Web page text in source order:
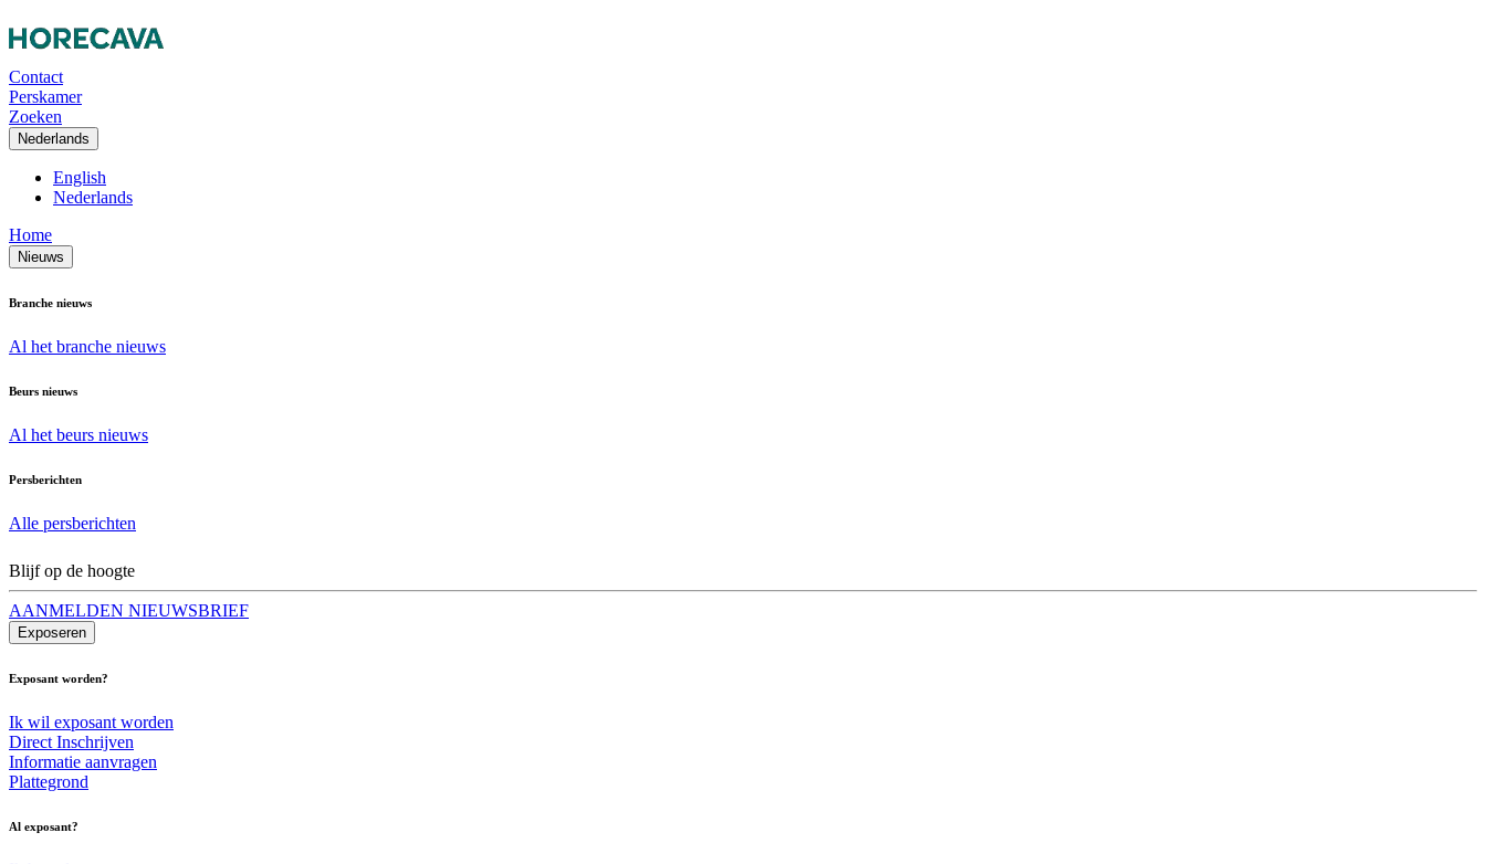
Contact
Perskamer
Zoeken
Nederlands
English
Nederlands
Home
Nieuws
Branche nieuws
Al het branche nieuws
Beurs nieuws
Al het beurs nieuws
Persberichten
Alle persberichten
Blijf op de hoogte
AANMELDEN NIEUWSBRIEF
Exposeren
Exposant worden?
Ik wil exposant worden
Direct Inschrijven
Informatie aanvragen
Plattegrond
Al exposant?